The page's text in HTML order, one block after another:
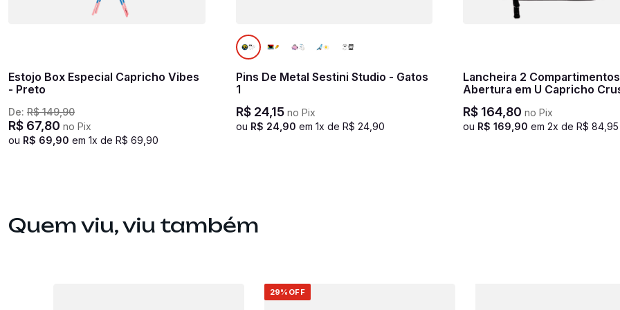
Estojo Box Especial Capricho Vibes
- Preto
De: R$ 149,90
R$ 67,80 no Pix
ou R$ 69 90 em 1x de R$ 69 90
Pins De Metal Sestini Studio - Gatos
1
R$ 24,15no Pix
ou R$ 24 90 em 1x de R$ 24, 90
Lancheira 2 Compartimentos
Abertura em U Capricho
R$ 164,80 no Pix
ou R$ 169 90 em2x deR$ 84 ,95
Quem viu, viu também
29% OFF